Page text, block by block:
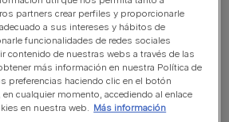
les guste el agua?
partners crear perfiles y proporcionarle
a sus intereses y hábitos de
funcionalidades de redes sociales
contenido de nuestras webs a través de las
más información en nuestra Política de
preferencias haciendo clic en el botón
cualquier momento, accediendo al enlace
en nuestra web.
Más información